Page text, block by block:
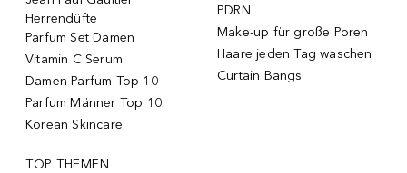
Herrendüfte
Parfum Set Damen
Vitamin C Serum
Damen Parfum Top 10
Parfum Männer Top 10
Korean Skincare
PDRN
Make-up für große Poren
Haare jeden Tag waschen
Curtain Bangs
TOP THEMEN